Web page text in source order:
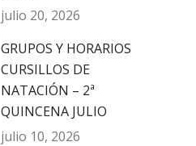
julio 20, 2026
GRUPOS Y HORARIOS
CURSILLOS DE
NATACIÓN – 2ª
QUINCENA JULIO
julio 10, 2026